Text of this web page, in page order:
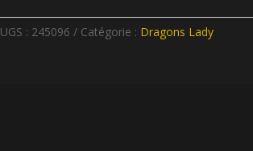
UGS : 245096 Catégorie : Dragons Lady